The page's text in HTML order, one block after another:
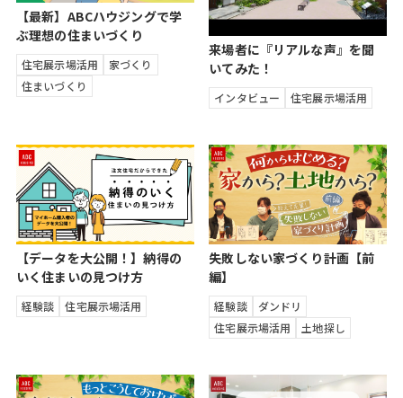
【最新】ABCハウジングで学
ぶ理想の住まいづくり
住宅展示場活用
家づくり
住まいづくり
来場者に『リアルな声』を聞
いてみた！
インタビュー 住宅展示場活用
【データを大公開！】納得の
いく住まいの見つけ方
経験談 住宅展示場活用
失敗しない家づくり計画【前
編】
経験談
ダンドリ
住宅展示場活用
土地探し